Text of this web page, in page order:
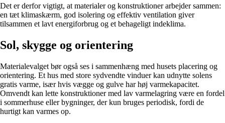
Det er derfor vigtigt, at materialer og konstruktioner arbejder sammen:
en tæt klimaskærm, god isolering og effektiv ventilation giver
tilsammen et lavt energiforbrug og et behageligt indeklima.
Sol, skygge og orientering
Materialevalget bør også ses i sammenhæng med husets placering og
orientering. Et hus med store sydvendte vinduer kan udnytte solens
gratis varme, især hvis vægge og gulve har høj varmekapacitet.
Omvendt kan lette konstruktioner med lav varmelagring være en fordel
i sommerhuse eller bygninger, der kun bruges periodisk, fordi de
hurtigt kan varmes op.